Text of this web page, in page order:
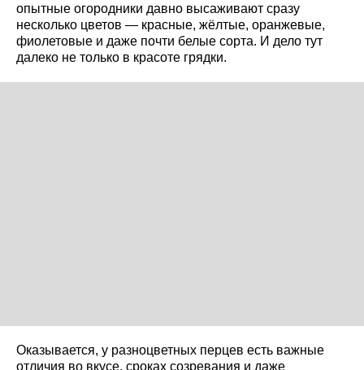
опытные огородники давно высаживают сразу
несколько цветов — красные, жёлтые, оранжевые,
фиолетовые и даже почти белые сорта. И дело тут
далеко не только в красоте грядки.
Оказывается, у разноцветных перцев есть важные
отличия во вкусе, сроках созревания и даже